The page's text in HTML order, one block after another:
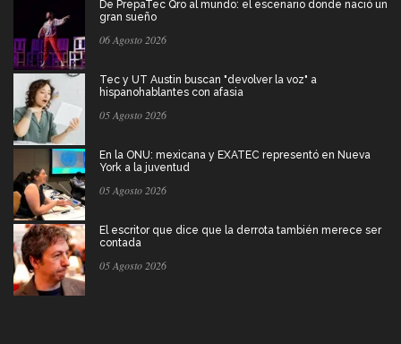
De PrepaTec Qro al mundo: el escenario donde nació un
gran sueño
06 Agosto 2026
Tec y UT Austin buscan "devolver la voz" a
hispanohablantes con afasia
05 Agosto 2026
En la ONU: mexicana y EXATEC representó en Nueva
York a la juventud
05 Agosto 2026
El escritor que dice que la derrota también merece ser
contada
05 Agosto 2026